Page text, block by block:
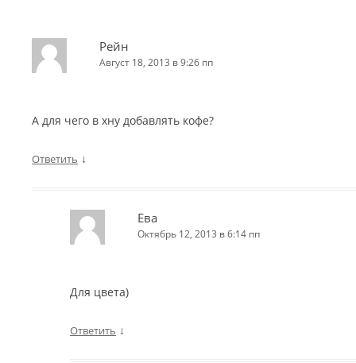
Рейн
Август 18, 2013 в 9:26 пп
А для чего в хну добавлять кофе?
Ответить ↓
Ева
Октябрь 12, 2013 в 6:14 пп
Для цвета)
Ответить ↓